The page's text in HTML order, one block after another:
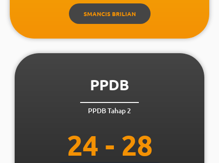
SMANCIS BRILIAN
PPDB
PPDB Tahap 2
24 - 28